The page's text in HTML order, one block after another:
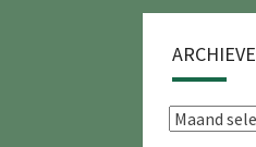
Archieven